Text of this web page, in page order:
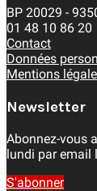
BP 20029 -
01 48 10 86 20
Contact
Données
Mentions
Newsletter
Abonnez-vous
lundi par email
S'abonner